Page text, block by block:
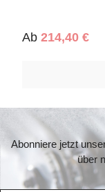
Regulärer Preis:
Ab 214,40 €
Abonniere jetzt
über